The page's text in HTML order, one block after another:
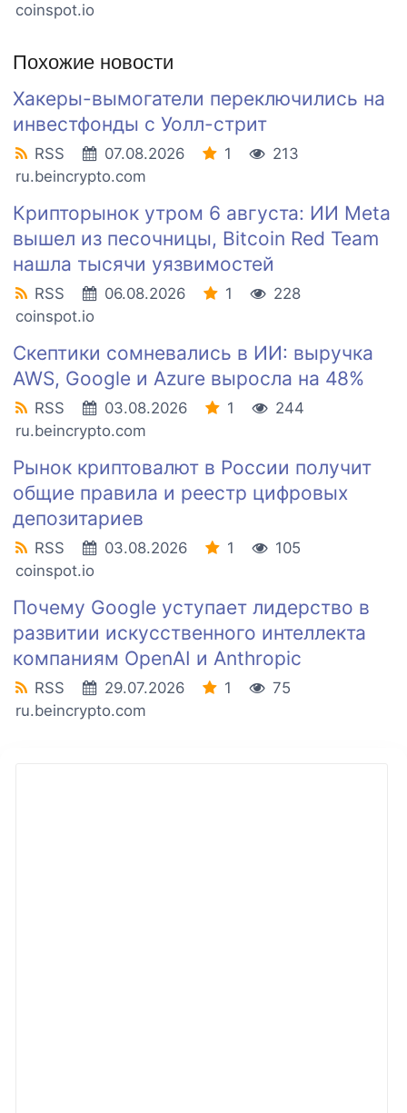
coinspot.io
Похожие новости
Хакеры-вымогатели переключились на
инвестфонды с Уолл-стрит
RSS 07.08.2026 1
213
ru.beincrypto.com
Крипторынок утром 6 августа: ИИ Meta
вышел из песочницы, Bitcoin Red Team
нашла тысячи уязвимостей
RSS 06.08.2026 1
228
coinspot.io
Скептики сомневались в ИИ: выручка
AWS, Google и Azure выросла на 48%
RSS 03.08.2026 1
244
ru.beincrypto.com
Рынок криптовалют в России получит
общие правила и реестр цифровых
депозитариев
RSS 03.08.2026 1
105
coinspot.io
Почему Google уступает лидерство в
развитии искусственного интеллекта
компаниям OpenAI и Anthropic
RSS 29.07.2026 1
75
ru.beincrypto.com